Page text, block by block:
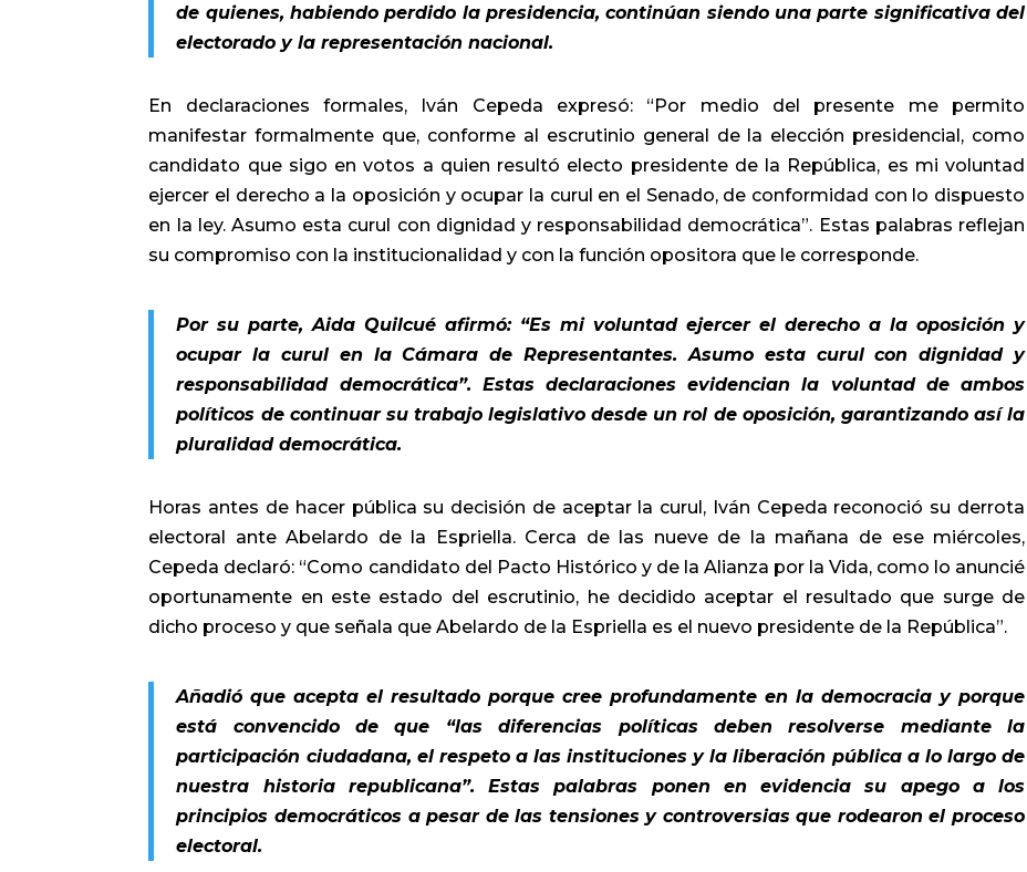
de quienes, habiendo perdido la presidencia, continúan siendo una parte significativa del
electorado y la representación nacional.
En declaraciones formales, Iván Cepeda expresó: “Por medio del presente me permito
manifestar formalmente que, conforme al escrutinio general de la elección presidencial, como
candidato que sigo en votos a quien resultó electo presidente de la República, es mi voluntad
ejercer el derecho a la oposición y ocupar la curul en el Senado, de conformidad con lo dispuesto
en la ley. Asumo esta curul con dignidad y responsabilidad democrática”. Estas palabras reflejan
su compromiso con la institucionalidad y con la función opositora que le corresponde.
Por su parte, Aida Quilcué afirmó: “Es mi voluntad ejercer el derecho a la oposición y
ocupar la curul en la Cámara de Representantes. Asumo esta curul con dignidad y
responsabilidad democrática”. Estas declaraciones evidencian la voluntad de ambos
políticos de continuar su trabajo legislativo desde un rol de oposición, garantizando así la
pluralidad democrática.
Horas antes de hacer pública su decisión de aceptar la curul, Iván Cepeda reconoció su derrota
electoral ante Abelardo de la Espriella. Cerca de las nueve de la mañana de ese miércoles,
Cepeda declaró: “Como candidato del Pacto Histórico y de la Alianza por la Vida, como lo anuncié
oportunamente en este estado del escrutinio, he decidido aceptar el resultado que surge de
dicho proceso y que señala que Abelardo de la Espriella es el nuevo presidente de la República”.
Añadió que acepta el resultado porque cree profundamente en la democracia y porque
está convencido de que “las diferencias políticas deben resolverse mediante la
participación ciudadana, el respeto a las instituciones y la liberación pública a lo largo de
nuestra historia republicana”. Estas palabras ponen en evidencia su apego a los
principios democráticos a pesar de las tensiones y controversias que rodearon el proceso
electoral.